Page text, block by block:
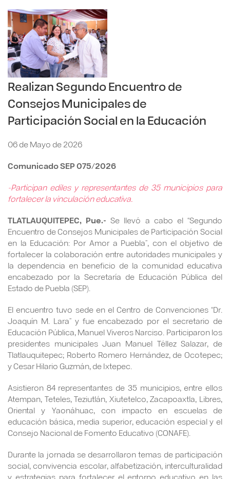
Realizan Segundo Encuentro de
Consejos Municipales de
Participación Social en la Educación
06 de Mayo de 2026
Comunicado SEP 075/2026
-Participan ediles y representantes de 35 municipios para
fortalecer la vinculación educativa.
TLATLAUQUITEPEC, Pue.- Se llevó a cabo el “Segundo
Encuentro de Consejos Municipales de Participación Social
en la Educación: Por Amor a Puebla”, con el objetivo de
fortalecer la colaboración entre autoridades municipales y
la dependencia en beneficio de la comunidad educativa
encabezado por la Secretaría de Educación Pública del
Estado de Puebla (SEP).
El encuentro tuvo sede en el Centro de Convenciones “Dr.
Joaquín M. Lara” y fue encabezado por el secretario de
Educación Pública, Manuel Viveros Narciso. Participaron los
presidentes municipales Juan Manuel Téllez Salazar, de
Tlatlauquitepec; Roberto Romero Hernández, de Ocotepec;
y Cesar Hilario Guzmán, de Ixtepec.
Asistieron 84 representantes de 35 municipios, entre ellos
Atempan, Teteles, Teziutlán, Xiutetelco, Zacapoaxtla, Libres,
Oriental y Yaonáhuac, con impacto en escuelas de
educación básica, media superior, educación especial y el
Consejo Nacional de Fomento Educativo (CONAFE).
Durante la jornada se desarrollaron temas de participación
social, convivencia escolar, alfabetización, interculturalidad
y estrategias para fortalecer el entorno educativo en las